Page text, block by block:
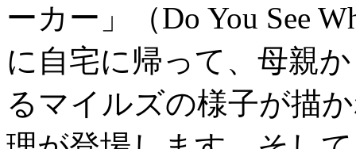
ーカー」（Do You See
に自宅に帰って、母親
るマイルズの様子が描